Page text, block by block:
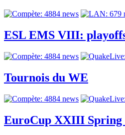
ESL EMS VIII:
Tournois du WE
EuroCup XXIII Spring